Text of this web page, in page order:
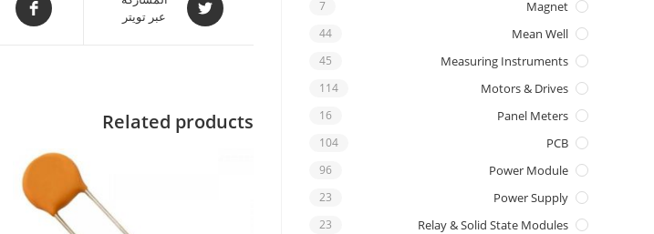
عبر تويتر
Related products
Magnet
7
Mean Well
44
Measuring Instruments
45
Motors & Drives
114
Panel Meters
16
PCB
104
Power Module
96
Power Supply
23
Relay & Solid State Modules
23